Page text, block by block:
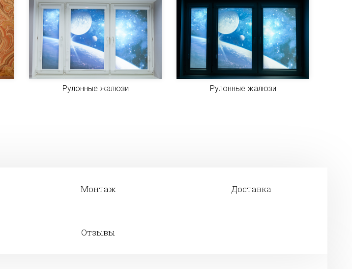
Рулонные жалюзи Рулонные жалюзи
Монтаж Доставка
Отзывы